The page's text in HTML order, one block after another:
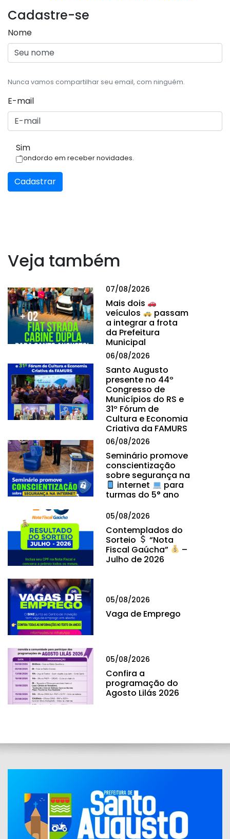
Cadastre-se
Nome
Nunca vamos compartilhar seu email, com ninguém.
E-mail
Sim
Condordo em receber novidades.
Cadastrar
Veja também
07/08/2026
Mais dois
veículos
passam
a integrar a frota
da Prefeitura
Municipal
06/08/2026
Santo Augusto
presente no 44º
Congresso de
Municípios do RS e
31º Fórum de
Cultura e Economia
Criativa da FAMURS
06/08/2026
Seminário promove
conscientização
sobre segurança na
internet
para
turmas do 5° ano
05/08/2026
Contemplados do
Sorteio
“Nota
Fiscal Gaúcha”
–
Julho de 2026
05/08/2026
Vaga de Emprego
05/08/2026
Confira a
programação do
Agosto Lilás 2026